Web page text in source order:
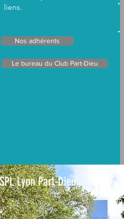
liens.
Nos adhérents
Le bureau du Club Part-Dieu
Lyon Part-Dieu